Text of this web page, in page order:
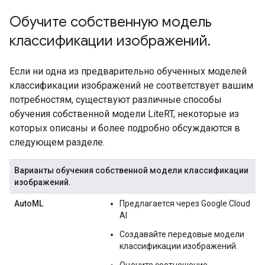
Обучите собственную модель
классификации изображений.
Если ни одна из предварительно обученных моделей
классификации изображений не соответствует вашим
потребностям, существуют различные способы
обучения собственной модели LiteRT, некоторые из
которых описаны и более подробно обсуждаются в
следующем разделе.
Варианты обучения собственной модели классификации
изображений.
AutoML
Предлагается через Google Cloud
AI
Создавайте передовые модели
классификации изображений.